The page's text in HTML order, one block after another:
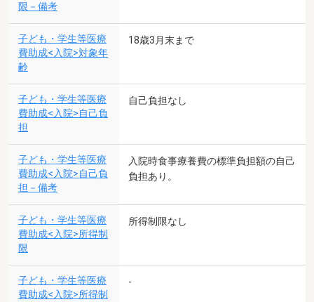
限－備考
子ども・学生等医療
費助成<入院>対象年
齢
18歳3月末まで
子ども・学生等医療
費助成<入院>自己負
担
自己負担なし
子ども・学生等医療
費助成<入院>自己負
担－備考
入院時食事療養費の標準負担額の自己
負担あり。
子ども・学生等医療
費助成<入院>所得制
限
所得制限なし
子ども・学生等医療
費助成<入院>所得制
-